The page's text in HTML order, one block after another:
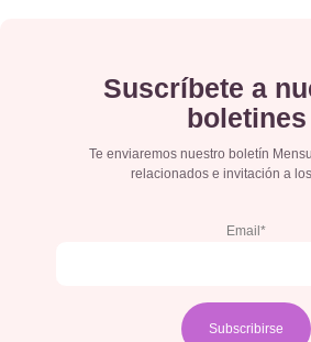
Suscríbete a
boletines
Te enviaremos nuestro boletín
relacionados e invitación a
Email*